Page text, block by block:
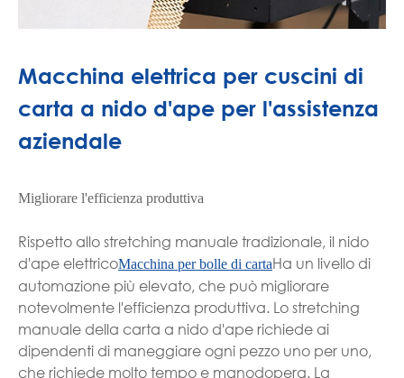
Macchina elettrica per cuscini di
carta a nido d'ape per l'assistenza
aziendale
Migliorare l'efficienza produttiva
Rispetto allo stretching manuale tradizionale, il nido
d'ape elettricoMacchina per bolle di cartaHa un livello di
automazione più elevato, che può migliorare
notevolmente l'efficienza produttiva. Lo stretching
manuale della carta a nido d'ape richiede ai
dipendenti di maneggiare ogni pezzo uno per uno,
che richiede molto tempo e manodopera. La